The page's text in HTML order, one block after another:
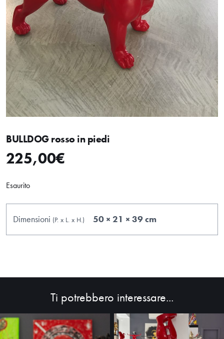
HOME
ABOUT
BULLDOG rosso in piedi
225,00€
Esaurito
Dimensioni (P. x L. x H. ) 50 × 21 × 39 cm
Ti potrebbero interessare...